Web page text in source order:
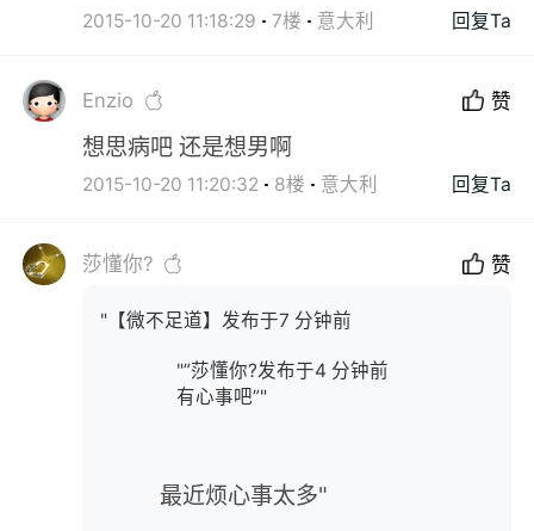
2015-10-20 11:18:29 7楼 意大利 回复Ta
Enzio 赞
想思病吧 还是想男啊
2015-10-20 11:20:32 8楼 意大利 回复Ta
莎懂你? 赞
"【微不足道】发布于7 分钟前
"”莎懂你?发布于4 分钟前
有心事吧”"
最近烦心事太多"